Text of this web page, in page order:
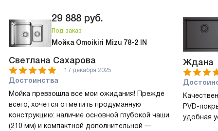
29 888 руб.
Под заказ
Мойка Omoikiri Mizu 78-2 IN
Светлана Сахарова
17 декабря 2025
Достоинства
Мойка превзошла все мои ожидания! Прежде
всего, хочется отметить продуманную
конструкцию: наличие основной глубокой чаши
(210 мм) и компактной дополнительной —
Ждана
PVD-
удобная